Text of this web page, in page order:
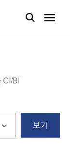
CI/BI
보기